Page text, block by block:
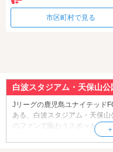
市区町村で見る
白波スタジアム・天保山
Jリーグの鹿児島ユナイテッド
ある、白波スタジアム・天保
のファンで賑わうスポットで
津斉興(しまづなりおき)が築か